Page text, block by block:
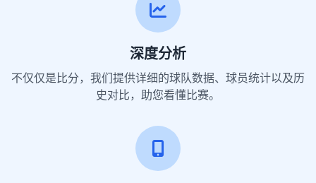
深度分析
不仅仅是比分，我们提供详细的球队数据、球员统计以及历
史对比，助您看懂比赛。